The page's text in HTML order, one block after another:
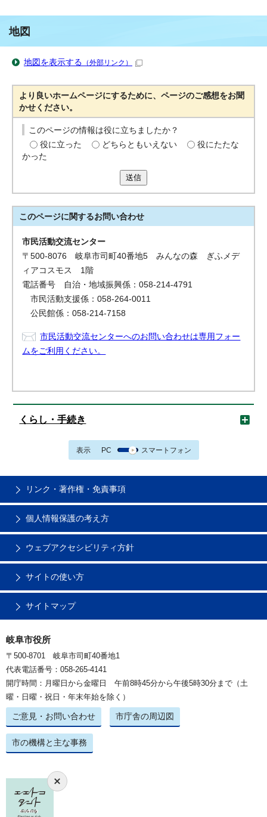
地図
地図を表示する （外部リンク）
より良いホームページにするために、ページのご感想をお聞
かせください。
このページの情報は役に立ちましたか？
役に立った
どちらともいえない
役にたたな
かった
送信
このページに関するお問い合わせ
市民活動交流センター
〒500-8076 岐阜市司町40番地5 みんなの森 ぎふメデ
ィアコスモス 1階
電話番号 自治・地域振興係：058-214-4791
市民活動支援係：058-264-0011
公民館係：058-214-7158
市民活動交流センターへのお問い合わせは専用フォー
ムをご利用ください。
くらし・手続き
表示 PC スマートフォン
リンク・著作権・免責事項
個人情報保護の考え方
ウェブアクセシビリティ方針
サイトの使い方
サイトマップ
岐阜市役所
〒500-8701 岐阜市司町40番地1
代表電話番号：058-265-4141
開庁時間：月曜日から金曜日 午前8時45分から午後5時30分まで（土
曜・日曜・祝日・年末年始を除く）
ご意見・お問い合わせ 市庁舎の周辺図
市の機構と主な事務